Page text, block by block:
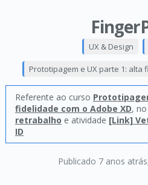
Publicado 7 anos atrás
UX & Design
Prototipagem e UX parte 1: alta
Referente ao curso
fidelidade com o Adobe XD,
retrabalho e atividade [Link]
ID